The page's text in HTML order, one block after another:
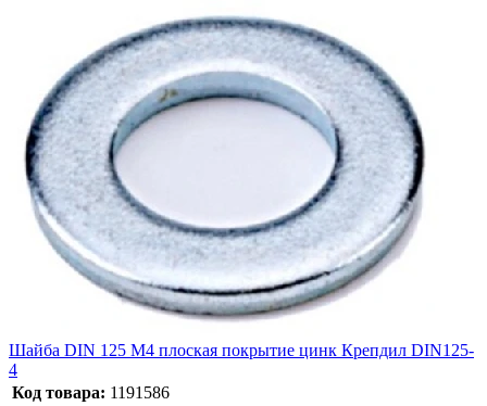
Шайба DIN 125 М4 плоская покрытие цинк Крепдил DIN125-
4
Код товара: 1191586